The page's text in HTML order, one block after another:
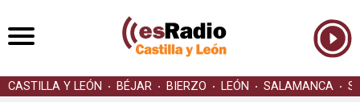
CASTILLA Y LEÓN BÉJAR BIERZO LEÓN SALAMANCA